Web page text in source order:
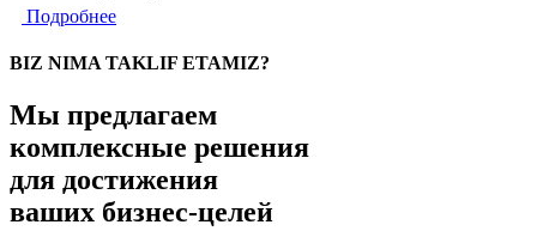
Подробнее
BIZ NIMA TAKLIF ETAMIZ?
Мы предлагаем
комплексные решения
для достижения
ваших бизнес-целей